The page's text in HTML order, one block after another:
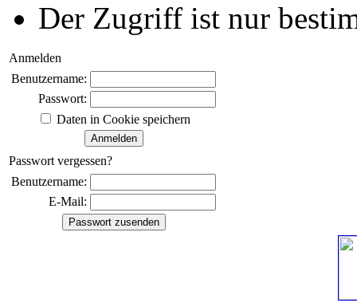
Der Zugriff ist nur
Anmelden
Benutzername:
Passwort:
Daten in Cookie speichern
Passwort vergessen?
Benutzername:
E-Mail: